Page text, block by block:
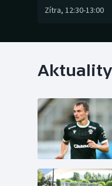
Zítra, 12:30-13:00